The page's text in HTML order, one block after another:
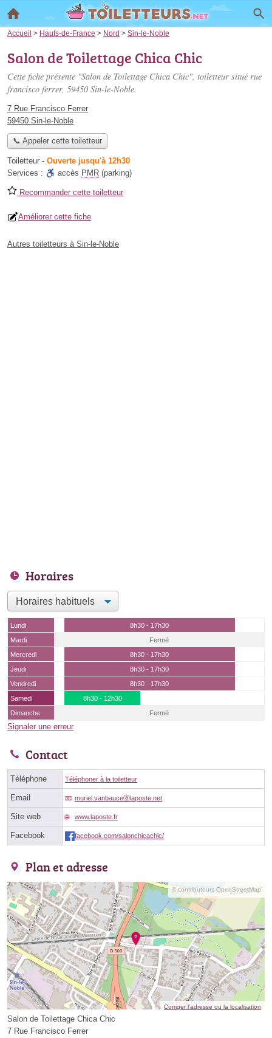
Accueil > Hauts-de-France > Nord > Sin-le-Noble
Salon de Toilettage Chica Chic
Cette fiche présente "Salon de Toilettage Chica Chic", toiletteur situé rue
francisco ferrer, 59450 Sin-le-Noble.
7 Rue Francisco Ferrer
59450 Sin-le-Noble
📞 Appeler cette toiletteur
Toiletteur - Ouverte jusqu'à 12h30
Services :
accès PMR (parking)
Recommander cette toiletteur
Améliorer cette fiche
Autres toiletteurs à Sin-le-Noble
Horaires
Lundi
8h30 - 17h30
Mardi
Fermé
Mercredi
8h30 - 17h30
Jeudi
8h30 - 17h30
Vendredi
8h30 - 17h30
Samedi
8h30 - 12h30
Dimanche
Fermé
Signaler une erreur
Contact
Téléphone Téléphoner à la toiletteur
Email muriel.vanbauceⓐlaposte.net
Site web www.laposte.fr
Facebook facebook.com/salonchicachic/
Plan et adresse
© contributeurs OpenStreetMap
Corriger l’adresse ou la localisation
Salon de Toilettage Chica Chic
7 Rue Francisco Ferrer